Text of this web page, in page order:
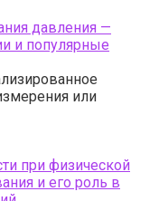
давления —
и популярные
или
при физической
и его роль в